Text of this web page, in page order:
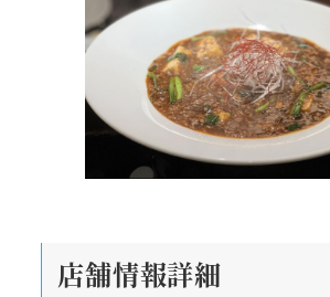
店舗情報詳細